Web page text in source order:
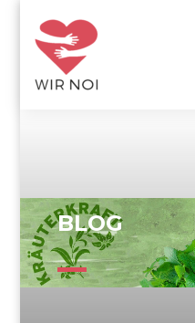
BLOG